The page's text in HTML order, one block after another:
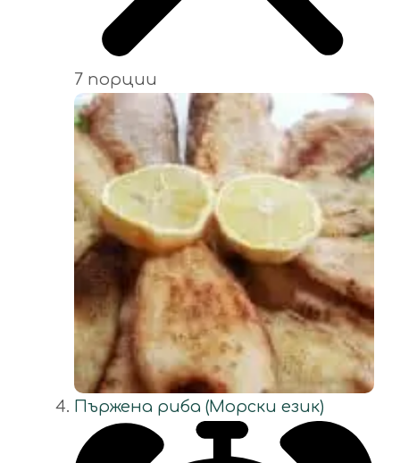
7 порции
Пържена риба (Морски език)